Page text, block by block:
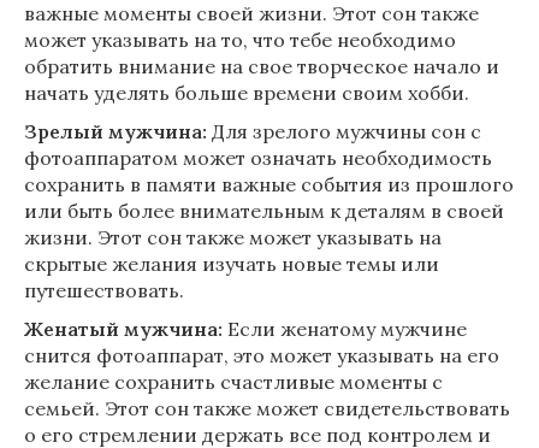
важные моменты своей жизни. Этот сон также
может указывать на то, что тебе необходимо
обратить внимание на свое творческое начало и
начать уделять больше времени своим хобби.
Зрелый мужчина: Для зрелого мужчины сон с
фотоаппаратом может означать необходимость
сохранить в памяти важные события из прошлого
или быть более внимательным к деталям в своей
жизни. Этот сон также может указывать на
скрытые желания изучать новые темы или
путешествовать.
Женатый мужчина: Если женатому мужчине
снится фотоаппарат, это может указывать на его
желание сохранить счастливые моменты с
семьей. Этот сон также может свидетельствовать
о его стремлении держать все под контролем и